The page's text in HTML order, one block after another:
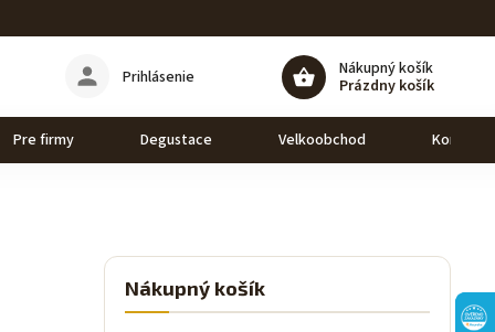
Nákupný košík
Prázdny košík
Prihlásenie
Pre firmy Degustace Velkoobchod Kontakt
Nákupný košík